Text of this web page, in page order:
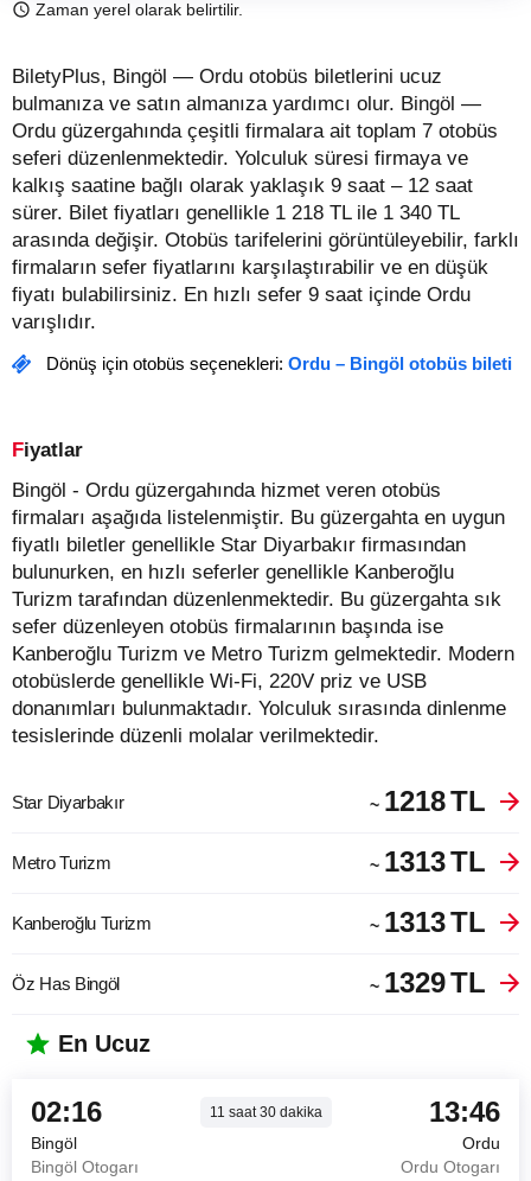
Zaman yerel olarak belirtilir.
BiletyPlus, Bingöl — Ordu otobüs biletlerini ucuz
bulmanıza ve satın almanıza yardımcı olur. Bingöl —
Ordu güzergahında çeşitli firmalara ait toplam 7 otobüs
seferi düzenlenmektedir. Yolculuk süresi firmaya ve
kalkış saatine bağlı olarak yaklaşık 9 saat – 12 saat
sürer. Bilet fiyatları genellikle 1 218 TL ile 1 340 TL
arasında değişir. Otobüs tarifelerini görüntüleyebilir, farklı
firmaların sefer fiyatlarını karşılaştırabilir ve en düşük
fiyatı bulabilirsiniz. En hızlı sefer 9 saat içinde Ordu
varışlıdır.
Dönüş için otobüs seçenekleri: Ordu – Bingöl otobüs bileti
Fiyatlar
Bingöl - Ordu güzergahında hizmet veren otobüs
firmaları aşağıda listelenmiştir. Bu güzergahta en uygun
fiyatlı biletler genellikle Star Diyarbakır firmasından
bulunurken, en hızlı seferler genellikle Kanberoğlu
Turizm tarafından düzenlenmektedir. Bu güzergahta sık
sefer düzenleyen otobüs firmalarının başında ise
Kanberoğlu Turizm ve Metro Turizm gelmektedir. Modern
otobüslerde genellikle Wi-Fi, 220V priz ve USB
donanımları bulunmaktadır. Yolculuk sırasında dinlenme
tesislerinde düzenli molalar verilmektedir.
Star Diyarbakır ~ 1218TL
Metro Turizm ~ 1313TL
Kanberoğlu Turizm ~ 1313TL
Öz Has Bingöl ~ 1329TL
En Ucuz
02:16 11 saat30dakika 13:46
Bingöl
Ordu
Bingöl Otogarı
Ordu Otogarı